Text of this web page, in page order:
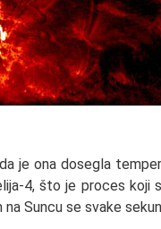
je ona dosegla
4, što je proces koji
Suncu se svake